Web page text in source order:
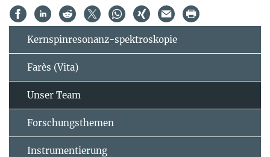
Kernspinresonanz-spektroskopie
Farès (Vita)
Unser Team
Forschungsthemen
Instrumentierung